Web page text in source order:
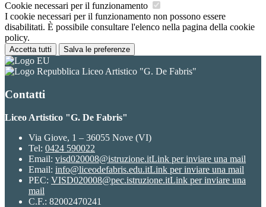
Cookie necessari per il funzionamento
I cookie necessari per il funzionamento non possono essere
disabilitati. È possibile consultare l'elenco nella pagina della cookie
policy.
Accetta tutti Salva le preferenze
Liceo Artistico "G. De Fabris"
Contatti
Liceo Artistico "G. De Fabris"
Via Giove, 1 – 36055 Nove (VI)
Tel: 0424 590022
Email: visd020008@istruzione.itLink per inviare una mail
Email: info@liceodefabris.edu.itLink per inviare una mail
PEC: VISD020008@pec.istruzione.itLink per inviare una
mail
C.F.: 82002470241